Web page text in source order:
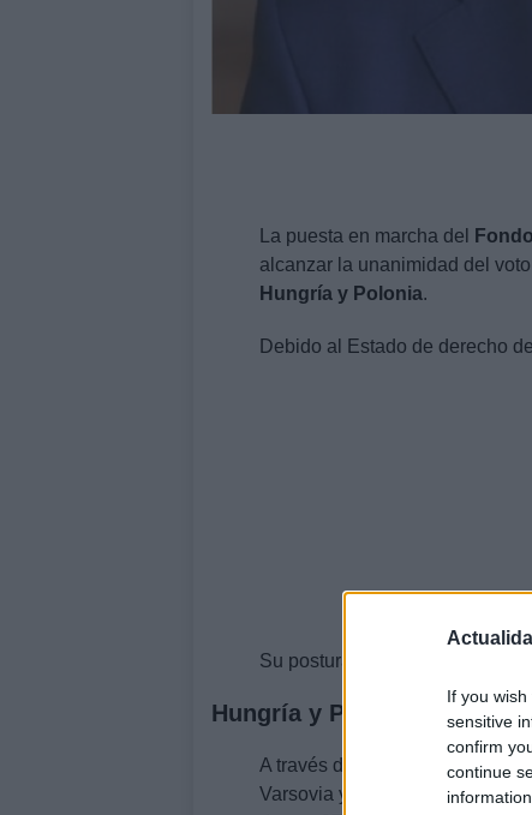
If you
sensitive
confirm
continue
La puesta en marcha del
alcanzar la unanimidad del
Hungría y Polonia.
Debido al Estado de derecho
Su postura retrasará la llegada
Hungría y Polonia: Fondo
A través de esta posición para
Varsovia y Budapest, se